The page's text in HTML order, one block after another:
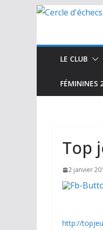
Passer
LE CLUB
FÉMININES
Top
2 janvier
http://